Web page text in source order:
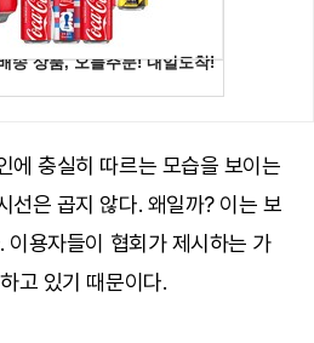
에 충실히 따르는 모습을 보이는
선은 곱지 않다. 왜일까? 이는 보
이용자들이 협회가 제시하는 가
고 있기 때문이다.